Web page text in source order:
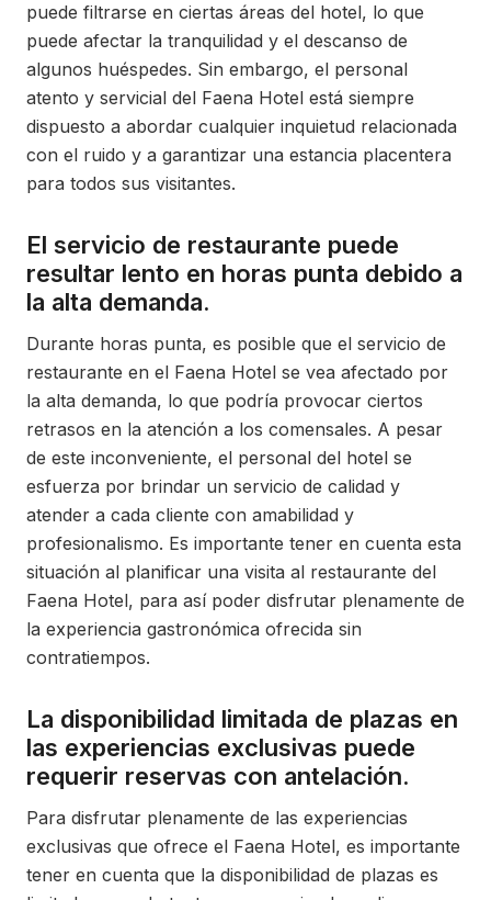
puede filtrarse en ciertas áreas del hotel, lo que
puede afectar la tranquilidad y el descanso de
algunos huéspedes. Sin embargo, el personal
atento y servicial del Faena Hotel está siempre
dispuesto a abordar cualquier inquietud relacionada
con el ruido y a garantizar una estancia placentera
para todos sus visitantes.
El servicio de restaurante puede
resultar lento en horas punta debido a
la alta demanda.
Durante horas punta, es posible que el servicio de
restaurante en el Faena Hotel se vea afectado por
la alta demanda, lo que podría provocar ciertos
retrasos en la atención a los comensales. A pesar
de este inconveniente, el personal del hotel se
esfuerza por brindar un servicio de calidad y
atender a cada cliente con amabilidad y
profesionalismo. Es importante tener en cuenta esta
situación al planificar una visita al restaurante del
Faena Hotel, para así poder disfrutar plenamente de
la experiencia gastronómica ofrecida sin
contratiempos.
La disponibilidad limitada de plazas en
las experiencias exclusivas puede
requerir reservas con antelación.
Para disfrutar plenamente de las experiencias
exclusivas que ofrece el Faena Hotel, es importante
tener en cuenta que la disponibilidad de plazas es